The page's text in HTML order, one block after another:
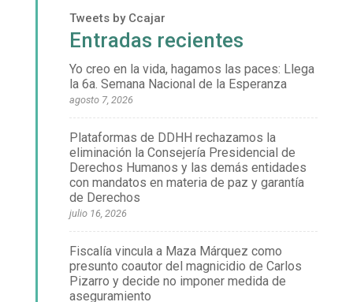
Tweets by Ccajar
Entradas recientes
Yo creo en la vida, hagamos las paces: Llega
la 6a. Semana Nacional de la Esperanza
agosto 7, 2026
Plataformas de DDHH rechazamos la
eliminación la Consejería Presidencial de
Derechos Humanos y las demás entidades
con mandatos en materia de paz y garantía
de Derechos
julio 16, 2026
Fiscalía vincula a Maza Márquez como
presunto coautor del magnicidio de Carlos
Pizarro y decide no imponer medida de
aseguramiento